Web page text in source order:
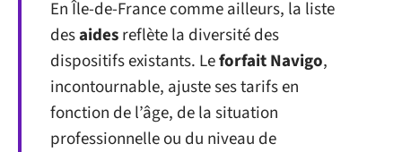
En Île-de-France comme ailleurs, la liste
desaidesreflète la diversité des
dispositifs existants. Leforfait Navigo,
incontournable, ajuste ses tarifs en
fonction de l’âge, de la situation
professionnelle ou du niveau de